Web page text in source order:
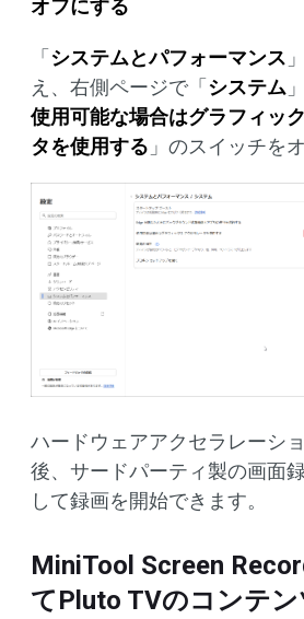
オフにする
「システムとパフォーマンス
え、右側ページで「システム
使用可能な場合はグラフィッ
タを使用する 」のスイッチを
ハードウェアアクセラレーシ
後、サードパーティ製の画面
して録画を開始できます。
MiniTool Screen
てPluto TVのコンテ